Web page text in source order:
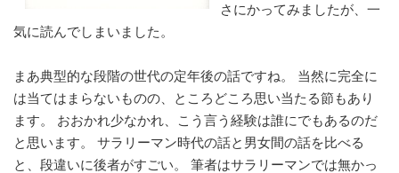
さにかってみましたが、一
気に読んでしまいました。
まあ典型的な段階の世代の定年後の話ですね。 当然に完全に
は当てはまらないものの、ところどころ思い当たる節もあり
ます。 おおかれ少なかれ、こう言う経験は誰にでもあるのだ
と思います。 サラリーマン時代の話と男女間の話を比べる
と、段違いに後者がすごい。 筆者はサラリーマンでは無かっ